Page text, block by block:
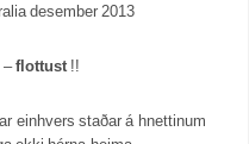
desember 2013
–flottust !!
einhvers staðar á hnettinum